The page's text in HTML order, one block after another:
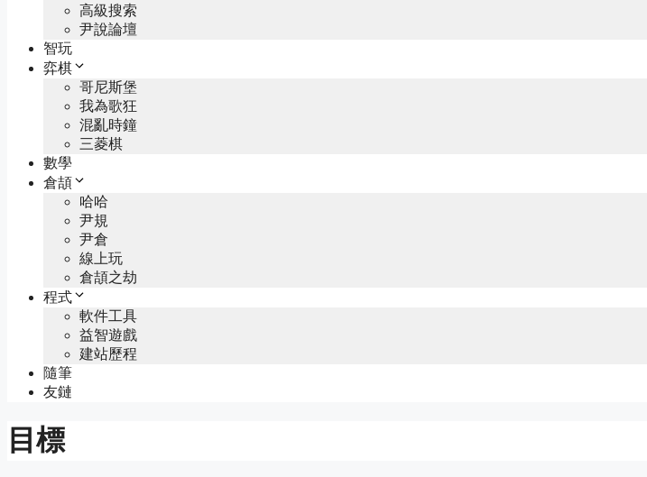
高級搜索
尹說論壇
智玩
弈棋
哥尼斯堡
我為歌狂
混亂時鐘
三菱棋
數學
倉頡
哈哈
尹規
尹倉
線上玩
倉頡之劫
程式
軟件工具
益智遊戲
建站歷程
隨筆
友鏈
目標